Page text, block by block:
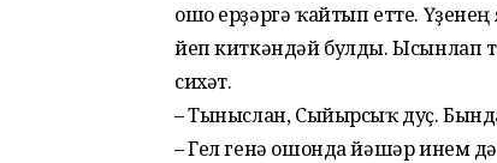
ошо ерҙәр­гә ҡайтып етте.
йеп киткәндәй булды. Ысынлап
сихәт.
– Тыныслан, Сыйырсыҡ дуҫ.
– Гел генә ошонда йәшәр инем